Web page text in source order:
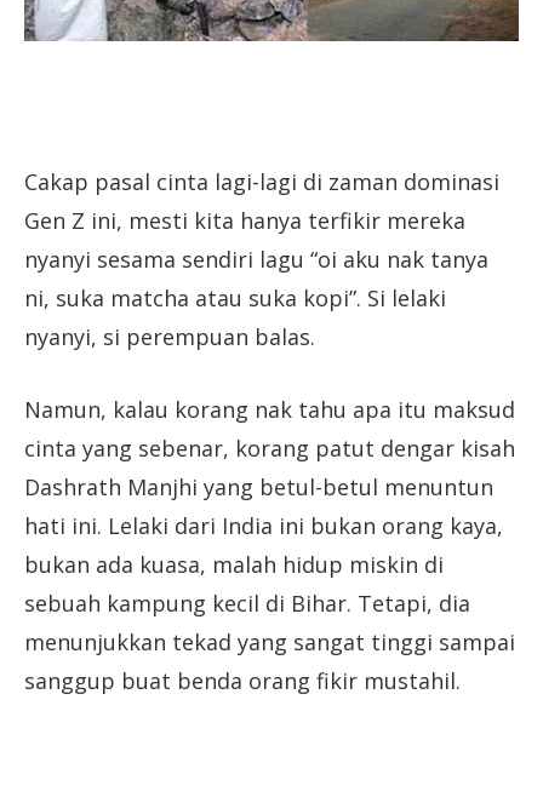
Cakap pasal cinta lagi-lagi di zaman dominasi
Gen Z ini, mesti kita hanya terfikir mereka
nyanyi sesama sendiri lagu “oi aku nak tanya
ni, suka matcha atau suka kopi”. Si lelaki
nyanyi, si perempuan balas.
Namun, kalau korang nak tahu apa itu maksud
cinta yang sebenar, korang patut dengar kisah
Dashrath Manjhi yang betul-betul menuntun
hati ini. Lelaki dari India ini bukan orang kaya,
bukan ada kuasa, malah hidup miskin di
sebuah kampung kecil di Bihar. Tetapi, dia
menunjukkan tekad yang sangat tinggi sampai
sanggup buat benda orang fikir mustahil.